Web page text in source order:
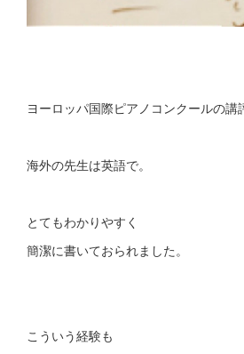
ヨーロッパ国際ピアノコンクールの講
海外の先生は英語で。
とてもわかりやすく
簡潔に書いておられました。
こういう経験も